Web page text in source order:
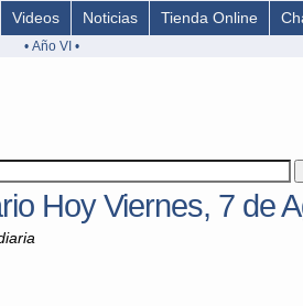
Videos Noticias Tienda Online
• Año VI •
Hoy Viernes, 7 de